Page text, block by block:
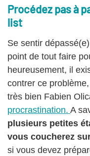
Procédez pas à
list
Se sentir
point de tout faire
heureusement, il
contrer ce
très bien Fabien
procrastination. A
plusieurs petites
vous coucherez
si vous devez